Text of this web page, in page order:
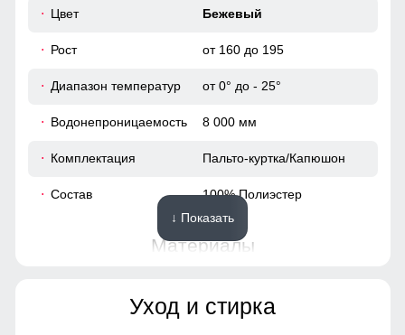
использования.
Цвет Бежевый
Рост от 160 до 195
Диапазон температур от 0° до - 25°
Водонепроницаемость 8 000 мм
Комплектация Пальто-куртка/Капюшон
Состав 100% Полиэстер
Материалы
Натуральные материалы,
Полиэстер, Плащевка,
↓ Показать
Уход и стирка